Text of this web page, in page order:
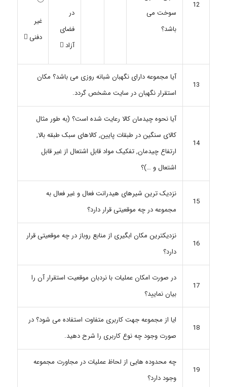
12
سوخت می
باشد؟
در
فضای
آزاد ⃝
غیر
دفنی ⃝
13
آیا مجموعه دارای نگهبان شبانه روزی می باشد؟ مکان
استقرار نگهبان در سایت مشخص گردد.
14
آیا نحوه چیدمان کالا رعایت شده است؟ (به طور مثال
کالای سنگین در طبقات پایین, کالاهای سبک طبقه بالا,
ارتفاع چیدمان, تفکیک مواد قابل اشتعال از غیر قابل
اشتعال و …)؟
15
نزدیک ترین شیرهای هیدرانت فعال و غیر فعال به
مجموعه در چه موقعیتی قرار دارد؟
16
نزدیکترین مکان ابگیری از منابع روباز در چه موقعیتی قرار
دارد؟
17
در صورت امکان عملیات با نردبان موقعیت استقرار آن را
بیان نمایید؟
18
ایا از مجموعه جهت کاربری متفاوت استفاده می شود؟ در
صورت وجود چه نوع کاربری را شرح دهید.
19
چه محدوده هایی از لحاظ عملیات در مجاورت مجموعه
وجود دارد؟